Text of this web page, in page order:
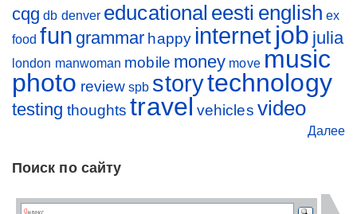
cqg db denver educational eesti english ex
food fun grammar happy internet job julia
london manwoman mobile money move music
photo review spb storytechnology
testing thoughts travel vehicles video
Далее
Поиск по сайту